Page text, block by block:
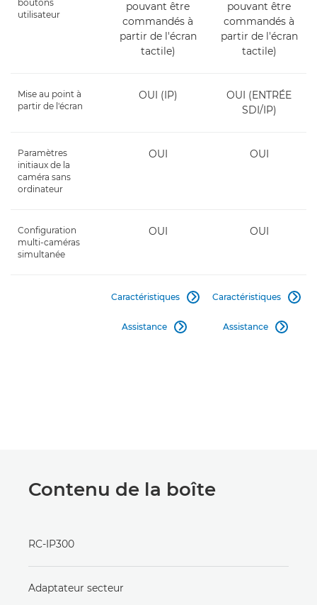
boutons
utilisateur
pouvant être
commandés à
partir de l'écran
tactile)
pouvant être
commandés à
partir de l'écran
tactile)
Mise au point à
partir de l'écran
OUI (IP)
OUI (ENTRÉE
SDI/IP)
Paramètres
initiaux de la
caméra sans
ordinateur
OUI OUI
Configuration
multi-caméras
simultanée
OUI OUI
Caractéristiques 
Assistance 
Caractéristiques 
Assistance 
Contenu de la boîte
RC-IP300
Adaptateur secteur